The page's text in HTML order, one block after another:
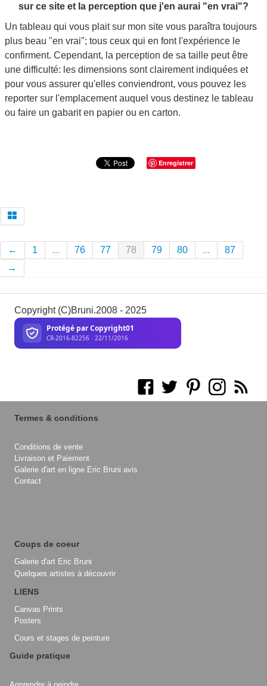
sur ce site et la perception que j'en aurai "en vrai"?
Un tableau qui vous plait sur mon site vous paraîtra toujours
plus beau "en vrai"; tous ceux qui en font l'expérience le
confirment. Cependant, la perception de sa taille peut être
une difficulté: les dimensions sont clairement indiquées et
pour vous assurer qu'elles conviendront, vous pouvez les
reporter sur l'emplacement auquel vous destinez le tableau
ou faire un gabarit en papier ou en carton.
Enregistrer
← 1 ... 76 77 78 79 80 ...
87
→
Copyright (C)Bruni.2008 - 2025
Termes & conditions
Conditions de vente
Livraison et Paiement
Galerie d'art en ligne Eric Bruni avis
Contact
Coups de coeur
Galerie d'art Eric Bruni
Quelques artistes à découvrir
LIENS
Canvas Prints
Posters
Cours et stages de peinture
Guide pratique